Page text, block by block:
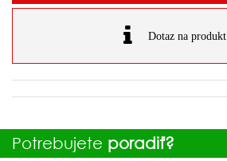
Dotaz na produkt
Potrebujete poradiť?